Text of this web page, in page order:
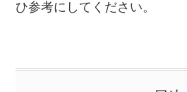
ひ参考にしてください。